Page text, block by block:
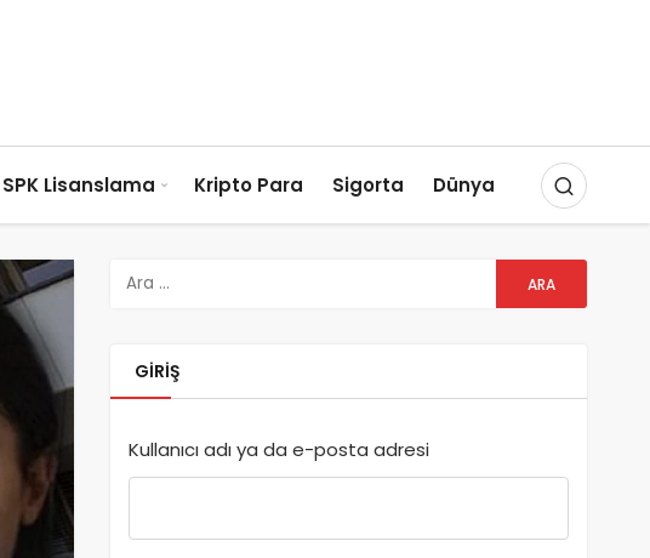
SPK Lisanslama Kripto Para Sigorta Dünya
GIRIŞ
Kullanıcı adı ya da e-posta adresi